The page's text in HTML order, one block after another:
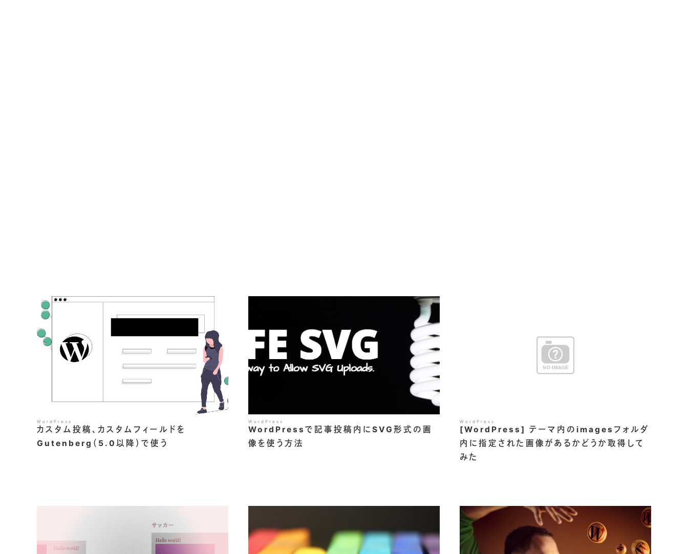
カスタム投稿、カスタムフィールドを
Gutenberg（5.0以降）で使う
WordPress
WordPressで記事投稿内にSVG形式の画
像を使う方法
WordPress
[WordPress] テーマ内のimagesフォルダ
内に指定された画像があるかどうか取得して
みた
WordPress